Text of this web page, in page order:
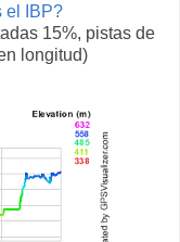
el IBP?
15%, pistas de
longitud)